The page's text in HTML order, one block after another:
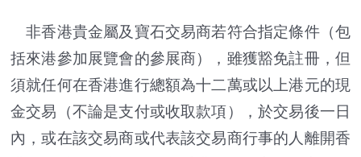
非香港貴金屬及寶石交易商若符合指定條件（包
括來港參加展覽會的參展商），雖獲豁免註冊，但
須就任何在香港進行總額為十二萬或以上港元的現
金交易（不論是支付或收取款項），於交易後一日
內，或在該交易商或代表該交易商行事的人離開香